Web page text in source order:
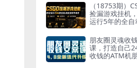
（18753期）
捡漏游戏挂机
运行5年的全自
可当天学会，
收益，日入
朋友圈灵魂收
课，打造自己
收钱的ATM机